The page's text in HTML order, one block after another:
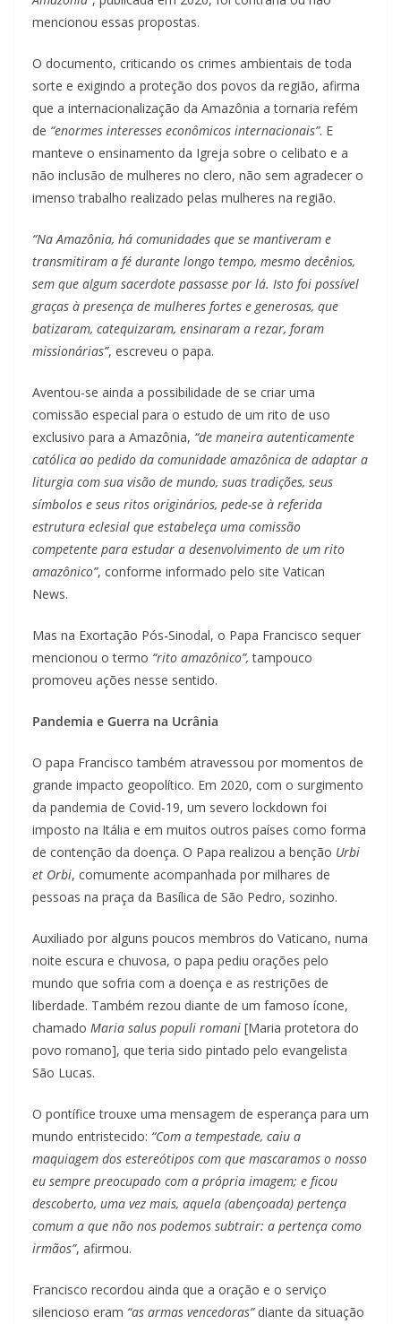
mencionou essas propostas.
O documento, criticando os crimes ambientais de toda
sorte e exigindo a proteção dos povos da região, afirma
que a internacionalização da Amazônia a tornaria refém
de “enormes interesses econômicos internacionais”. E
manteve o ensinamento da Igreja sobre o celibato e a
não inclusão de mulheres no clero, não sem agradecer o
imenso trabalho realizado pelas mulheres na região.
“Na Amazônia, há comunidades que se mantiveram e
transmitiram a fé durante longo tempo, mesmo decênios,
sem que algum sacerdote passasse por lá. Isto foi possível
graças à presença de mulheres fortes e generosas, que
batizaram, catequizaram, ensinaram a rezar, foram
missionárias”, escreveu o papa.
Aventou-se ainda a possibilidade de se criar uma
comissão especial para o estudo de um rito de uso
exclusivo para a Amazônia, “de maneira autenticamente
católica ao pedido da comunidade amazônica de adaptar a
liturgia com sua visão de mundo, suas tradições, seus
símbolos e seus ritos originários, pede-se à referida
estrutura eclesial que estabeleça uma comissão
competente para estudar a desenvolvimento de um rito
amazônico”, conforme informado pelo site Vatican
News.
Mas na Exortação Pós-Sinodal, o Papa Francisco sequer
mencionou o termo “rito amazônico”, tampouco
promoveu ações nesse sentido.
Pandemia e Guerra na Ucrânia
O papa Francisco também atravessou por momentos de
grande impacto geopolítico. Em 2020, com o surgimento
da pandemia de Covid-19, um severo lockdown foi
imposto na Itália e em muitos outros países como forma
de contenção da doença. O Papa realizou a benção Urbi
et Orbi, comumente acompanhada por milhares de
pessoas na praça da Basílica de São Pedro, sozinho.
Auxiliado por alguns poucos membros do Vaticano, numa
noite escura e chuvosa, o papa pediu orações pelo
mundo que sofria com a doença e as restrições de
liberdade. Também rezou diante de um famoso ícone,
chamado Maria salus populi romani [Maria protetora do
povo romano], que teria sido pintado pelo evangelista
São Lucas.
O pontífice trouxe uma mensagem de esperança para um
mundo entristecido: “Com a tempestade, caiu a
maquiagem dos estereótipos com que mascaramos o nosso
eu sempre preocupado com a própria imagem; e ficou
descoberto, uma vez mais, aquela (abençoada) pertença
comum a que não nos podemos subtrair: a pertença como
irmãos”, afirmou.
Francisco recordou ainda que a oração e o serviço
silencioso eram “as armas vencedoras”diante da situação